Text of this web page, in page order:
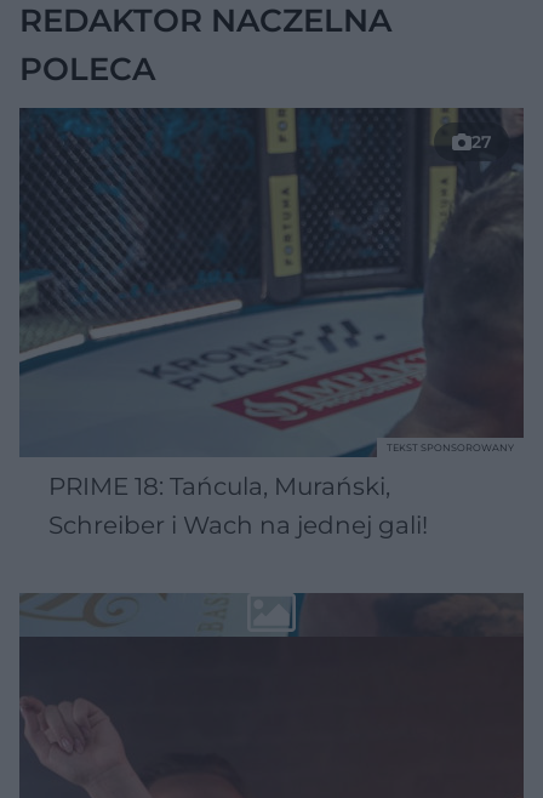
REDAKTOR NACZELNA
POLECA
27
PRIME 18: Tańcula, Murański,
Schreiber i Wach na jednej gali!
TEKST SPONSOROWANY